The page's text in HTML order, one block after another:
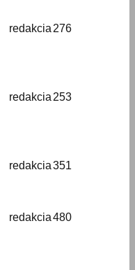
redakcia 276
redakcia 253
redakcia351
redakcia480